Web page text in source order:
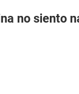
no siento